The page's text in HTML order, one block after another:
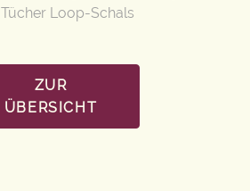
Tücher Loop-Schals
ZUR
ÜBERSICHT